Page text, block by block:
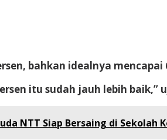
bahkan idealnya mencapai
itu sudah jauh lebih baik,”
NTT Siap Bersaing di Sekolah